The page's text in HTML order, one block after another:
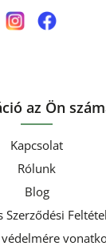
az Ön
Kapcsolat
Rólunk
Blog
Szerződési